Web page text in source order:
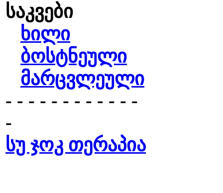
საკვები
ხილი
ბოსტნეული
მარცვლეული
- - - - - - - - - - - -
-
სუ ჯოკ თერაპია